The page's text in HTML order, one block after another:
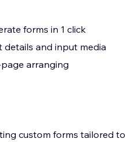
forms in 1 click
and input media
arranging
custom forms tailored to